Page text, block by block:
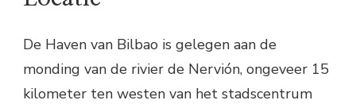
De Haven van Bilbao is gelegen aan de
monding van de rivier de Nervión, ongeveer 15
kilometer ten westen van het stadscentrum